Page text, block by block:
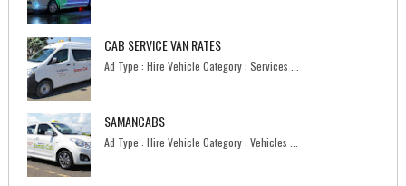
CAB SERVICE VAN RATES
Ad Type : Hire Vehicle Category : Services ...
SAMANCABS
Ad Type : Hire Vehicle Category : Vehicles ...